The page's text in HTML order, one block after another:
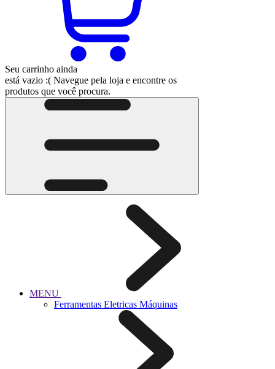
Seu carrinho ainda
está vazio :( Navegue pela loja e encontre os
produtos que você procura.
MENU
Ferramentas Eletricas Máquinas